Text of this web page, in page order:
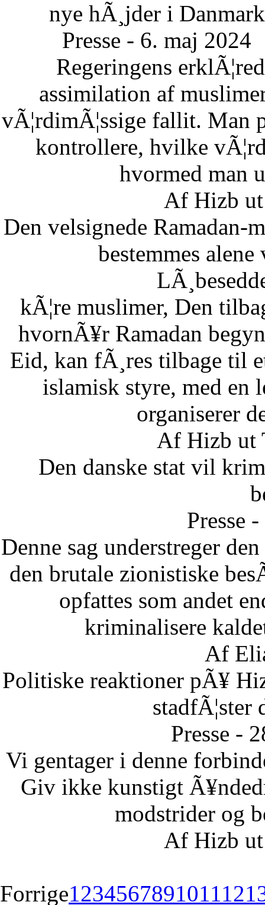
nye hÃ¸jder i Danmark
Presse - 6. maj 2024
Regeringens
assimilation af
vÃ¦rdimÃ¦ssige fallit. Man
kontrollere, hvilke
hvormed man
Af Hizb
Den velsignede Ramadan-
bestemmes
kÃ¦re muslimer, Den
hvornÃ¥r Ramadan
Eid, kan fÃ¸res tilbage til
islamisk styre, med en
organiserer
Af Hizb ut
Den danske stat vil
Presse
Denne sag understreger
den brutale zionistiske
opfattes som andet
kriminalisere
Af
Politiske reaktioner pÃ¥
Presse -
Vi gentager i denne
Giv ikke kunstigt
modstrider og
Af Hizb
Forrige123456789101112